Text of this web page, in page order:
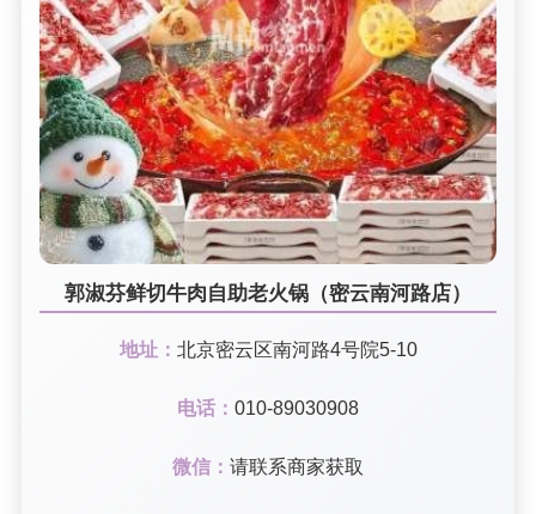
郭淑芬鲜切牛肉自助老火锅（密云南河路店）
地址： 北京密云区南河路4号院5-10
电话： 010-89030908
微信： 请联系商家获取